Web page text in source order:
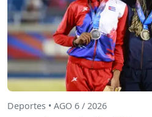
Deportes • AGO 6 / 2026